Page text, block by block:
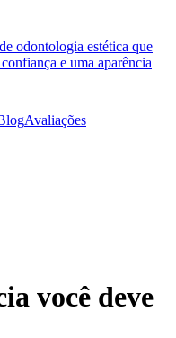
odontologia estética que
e uma aparência
Avaliações
você deve